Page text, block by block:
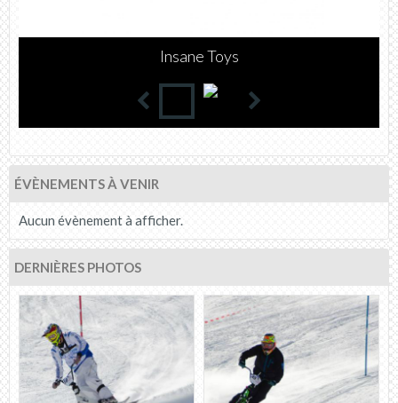
ÉVÈNEMENTS À VENIR
Aucun évènement à afficher.
DERNIÈRES PHOTOS